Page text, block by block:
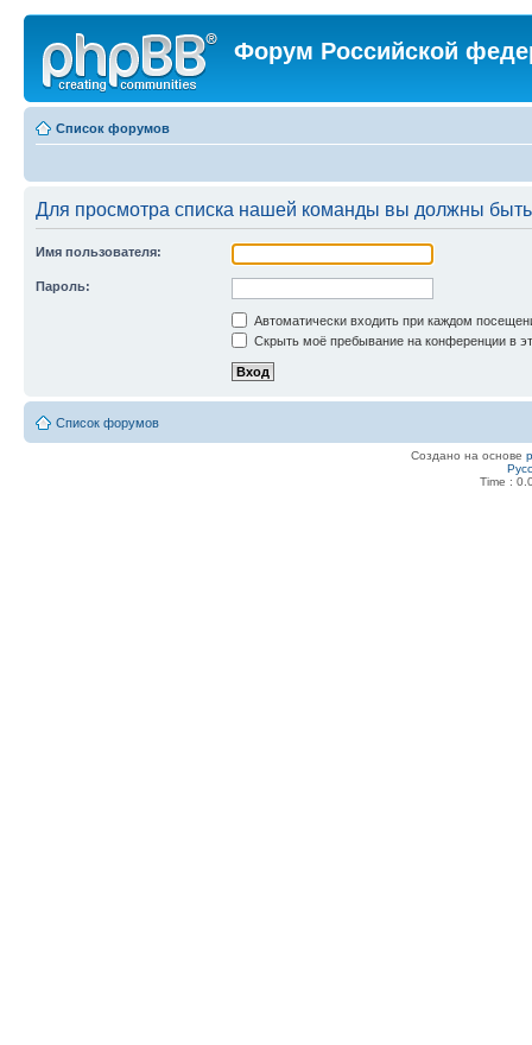
Форум Российской
Список форумов
Для просмотра списка нашей команды вы должны
Имя пользователя:
Пароль:
Автоматически входить при каждом
Скрыть моё пребывание на конференции в
Список форумов
Создано на основе
Time :